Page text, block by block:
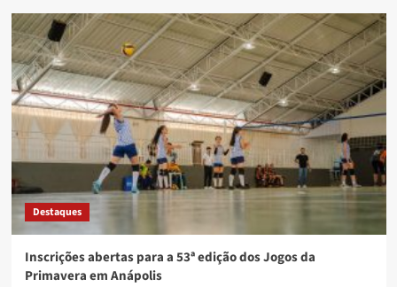
Destaques
Inscrições abertas para a 53ª edição dos Jogos da
Primavera em Anápolis